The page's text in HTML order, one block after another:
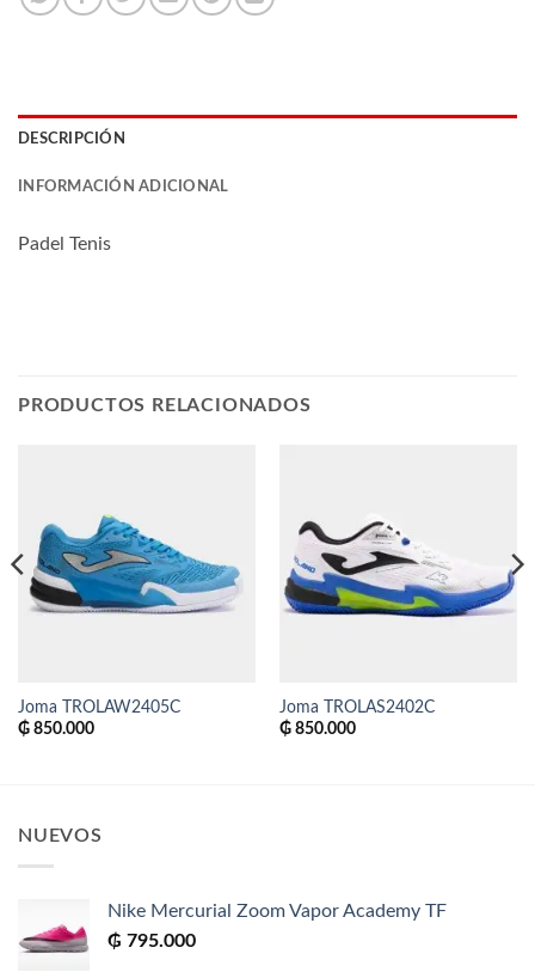
DESCRIPCIÓN
INFORMACIÓN ADICIONAL
Padel Tenis
PRODUCTOS RELACIONADOS
Joma TROLAW2405C
₲850.000
Joma TROLAS2402C
₲850.000
NUEVOS
Nike Mercurial Zoom Vapor Academy TF
₲ 795.000